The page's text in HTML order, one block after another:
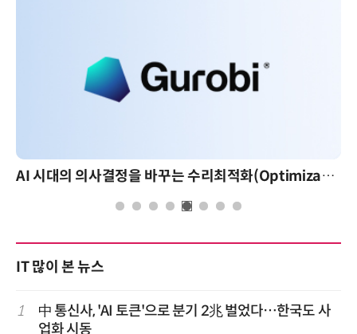
AI 시대의 의사결정을 바꾸는 수리최적화(Optimization): 실제 산업 적용 사례와 활용 전략
IT 많이 본 뉴스
1
中 통신사, 'AI 토큰'으로 분기 2兆 벌었다…한국도 사
업화 시동